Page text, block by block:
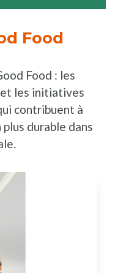
Food
Food : les
les initiatives
contribuent à
durable dans